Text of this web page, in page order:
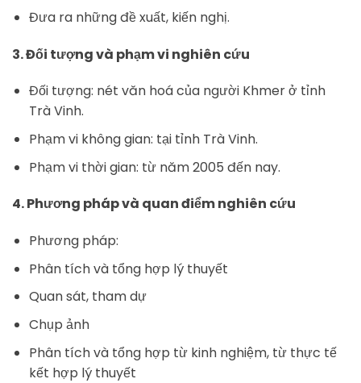
Đưa ra những đề xuất, kiến nghị.
3. Đối tượng và phạm vi nghiên cứu
Đối tượng: nét văn hoá của người Khmer ở tỉnh
Trà Vinh.
Phạm vi không gian: tại tỉnh Trà Vinh.
Phạm vi thời gian: từ năm 2005 đến nay.
4. Phương pháp và quan điểm nghiên cứu
Phương pháp:
Phân tích và tổng hợp lý thuyết
Quan sát, tham dự
Chụp ảnh
Phân tích và tổng hợp từ kinh nghiệm, từ thực tế
kết hợp lý thuyết